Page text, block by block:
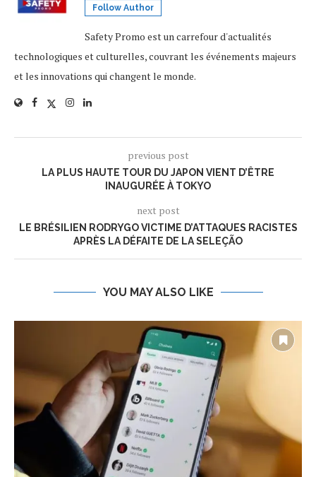
Follow Author
Safety Promo est un carrefour d'actualités
technologiques et culturelles, couvrant les événements majeurs
et les innovations qui changent le monde.
previous post
LA PLUS HAUTE TOUR DU JAPON VIENT D’ÊTRE
INAUGURÉE À TOKYO
next post
LE BRÉSILIEN RODRYGO VICTIME D’ATTAQUES RACISTES
APRÈS LA DÉFAITE DE LA SELEÇÃO
YOU MAY ALSO LIKE